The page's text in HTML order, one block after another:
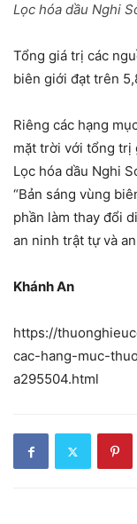
Lọc hóa dầu Nghi
Tổng giá trị các
biên giới đạt trên
Riêng các hạng
mặt trời với tổng trị
Lọc hóa dầu Nghi
“Bản sáng vùng
phần làm thay đổi
an ninh trật tự và
Khánh An
https://
cac-hang-muc-
a295504.html